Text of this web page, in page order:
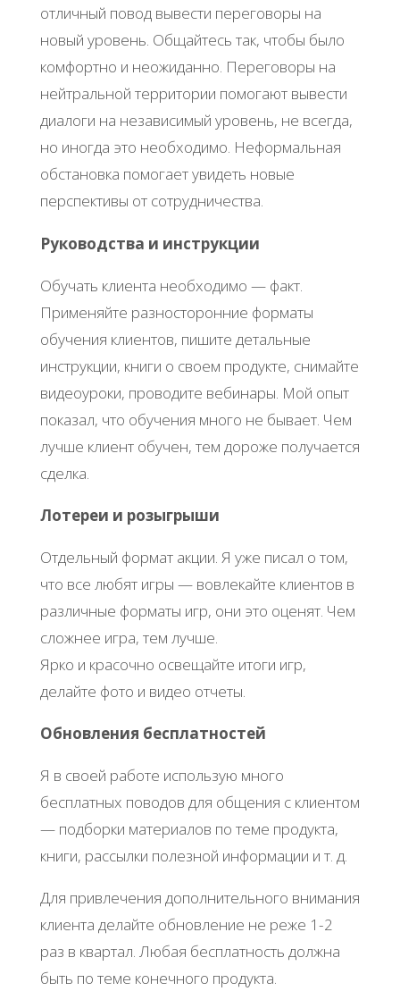
отличный повод вывести переговоры на
новый уровень. Общайтесь так, чтобы было
комфортно и неожиданно. Переговоры на
нейтральной территории помогают вывести
диалоги на независимый уровень, не всегда,
но иногда это необходимо. Неформальная
обстановка помогает увидеть новые
перспективы от сотрудничества.
Руководства и инструкции
Обучать клиента необходимо — факт.
Применяйте разносторонние форматы
обучения клиентов, пишите детальные
инструкции, книги о своем продукте, снимайте
видеоуроки, проводите вебинары. Мой опыт
показал, что обучения много не бывает. Чем
лучше клиент обучен, тем дороже получается
сделка.
Лотереи и розыгрыши
Отдельный формат акции. Я уже писал о том,
что все любят игры — вовлекайте клиентов в
различные форматы игр, они это оценят. Чем
сложнее игра, тем лучше.
Ярко и красочно освещайте итоги игр,
делайте фото и видео отчеты.
Обновления бесплатностей
Я в своей работе использую много
бесплатных поводов для общения с клиентом
— подборки материалов по теме продукта,
книги, рассылки полезной информации и т. д.
Для привлечения дополнительного внимания
клиента делайте обновление не реже 1-2
раз в квартал. Любая бесплатность должна
быть по теме конечного продукта.